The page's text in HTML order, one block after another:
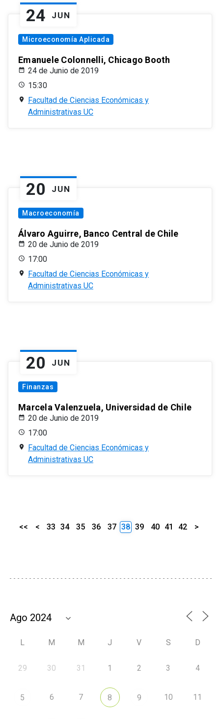
24 JUN
Microeconomía Aplicada
Emanuele Colonnelli, Chicago Booth
24 de Junio de 2019
15:30
Facultad de Ciencias Económicas y
Administrativas UC
20 JUN
Macroeconomía
Álvaro Aguirre, Banco Central de Chile
20 de Junio de 2019
17:00
Facultad de Ciencias Económicas y
Administrativas UC
20 JUN
Finanzas
Marcela Valenzuela, Universidad de Chile
20 de Junio de 2019
17:00
Facultad de Ciencias Económicas y
Administrativas UC
<< < 33 34 35 36 37 38 39 40 41 42 >
L M M J V S D
29 30 31 1 2 3 4
5 6 7 8 9 10 11